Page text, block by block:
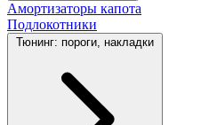
Амортизаторы капота
Подлокотники
Тюнинг: пороги, накладки